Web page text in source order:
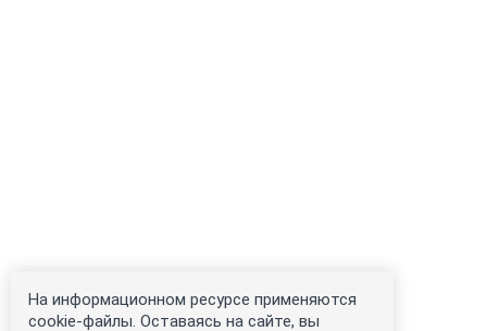
На информационном ресурсе применяются
cookie-файлы. Оставаясь на сайте, вы